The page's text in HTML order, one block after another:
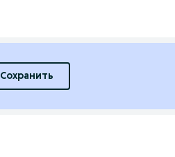
Сохранить